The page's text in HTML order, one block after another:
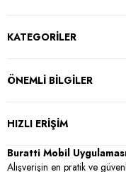
KATEGORİLER
ÖNEMLİ BİLGİLER
HIZLI ERİŞİM
Buratti Mobil
Alışverişin en pratik ve